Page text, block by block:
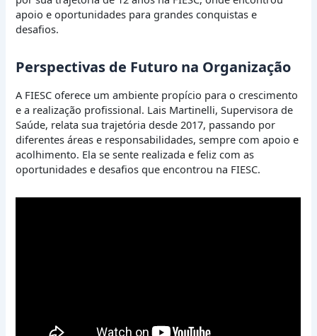
apoio e oportunidades para grandes conquistas e
desafios.
Perspectivas de Futuro na Organização
A FIESC oferece um ambiente propício para o crescimento
e a realização profissional. Lais Martinelli, Supervisora de
Saúde, relata sua trajetória desde 2017, passando por
diferentes áreas e responsabilidades, sempre com apoio e
acolhimento. Ela se sente realizada e feliz com as
oportunidades e desafios que encontrou na FIESC.